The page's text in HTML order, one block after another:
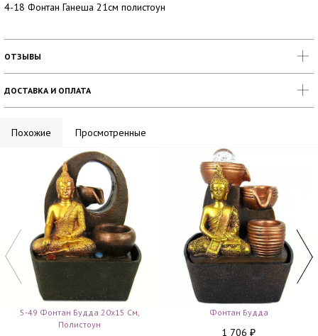
4-18 Фонтан Ганеша 21см полистоун
ОТЗЫВЫ
ДОСТАВКА И ОПЛАТА
Похожие Просмотренные
5-49 Фонтан Будда 20х15 См,
Полистоун
Фонтан Будда
1 706 ₽